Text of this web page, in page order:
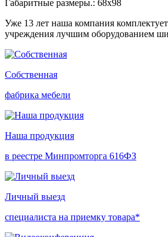
Габаритные размеры.: 68х98
Уже 13 лет наша компания
учреждения лучшим оборудованием
Собственная
фабрика мебели
Наша продукция
в реестре Минпромторга 616ФЗ
Личный выезд
специалиста на приемку товара*